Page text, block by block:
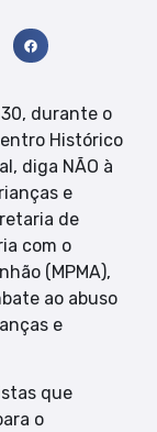
durante o
Histórico
diga NÃO à
e
de
com o
(MPMA),
ao abuso
e
que
o